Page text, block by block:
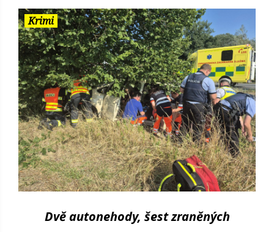
Krimi
Dvě autonehody, šest zraněných